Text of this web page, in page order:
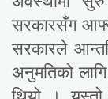
सरकारसँग
सरकारले
अनुमतिको